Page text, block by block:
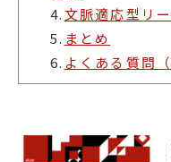
4.文脈適応型リ
5. まとめ
6. よくある質問（